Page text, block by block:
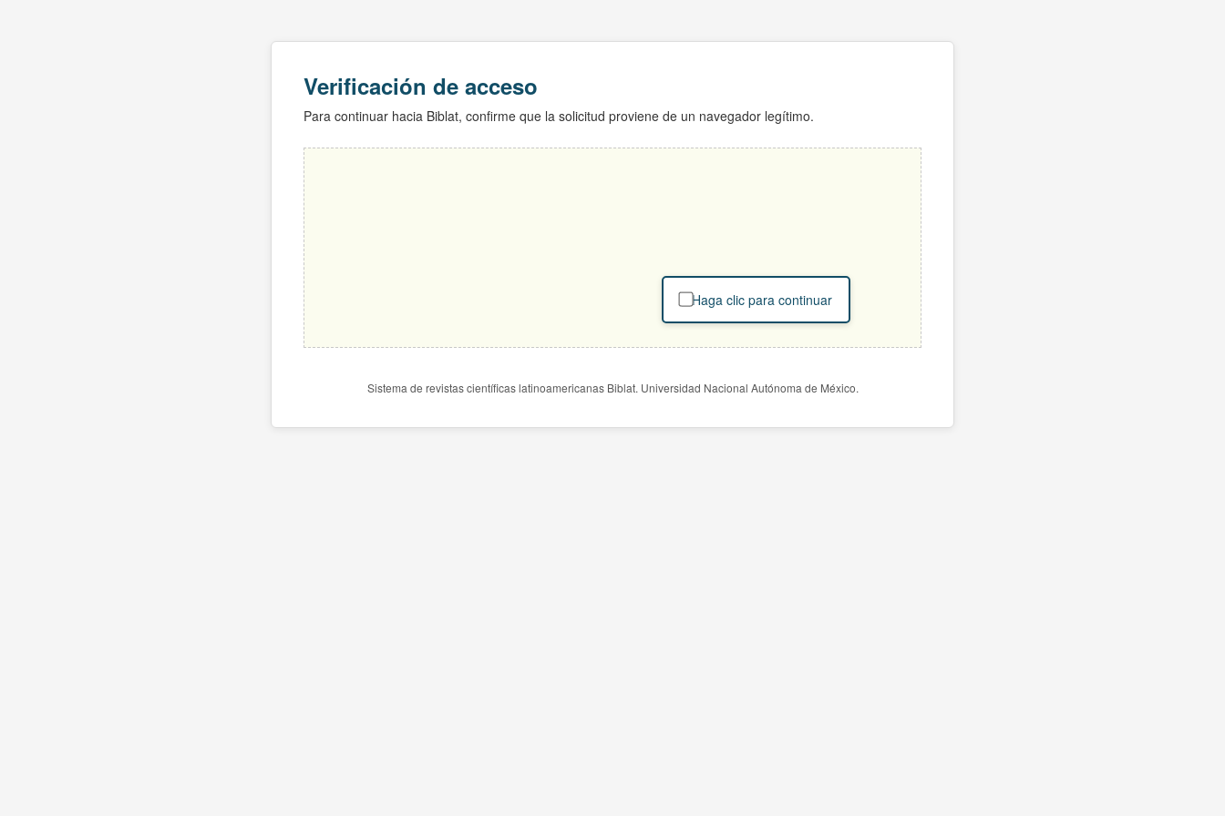
Verificación de acceso
Para continuar hacia Biblat, confirme que la solicitud proviene de un navegador legítimo.
Haga clic para continuar
Sistema de revistas científicas latinoamericanas Biblat. Universidad Nacional Autónoma de México.